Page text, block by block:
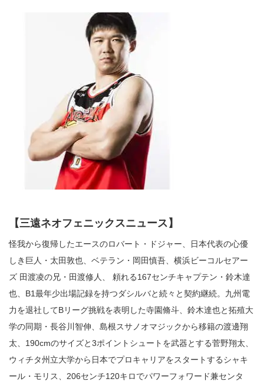
【三遠ネオフェニックスニュース】
怪我から復帰したエースのロバート・ドジャー、日本代表の心優
しき巨人・太田敦也、ベテラン・岡田慎吾、横浜ビーコルセアー
ズ 田渡凌の兄・田渡修人、 頼れる167センチキャプテン・鈴木達
也、B1最年少出場記録を持つダシルバと続々と契約継続。九州電
力を退社してBリーグ挑戦を表明した寺園脩斗、鈴木達也と拓殖大
学の同期・長谷川智伸、島根スサノオマジックから移籍の渡邊翔
太、190cmのサイズと3ポイントシュートを武器とする菅野翔太、
ウィチタ州立大学から日本でプロキャリアをスタートするシャキ
ール・モリス、206センチ120キロでパワーフォワード兼センタ